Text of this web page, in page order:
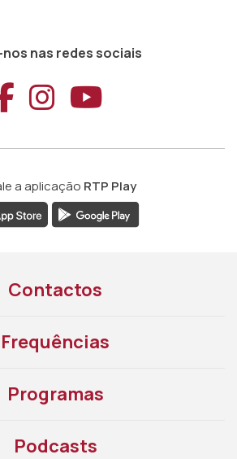
nas redes sociais
Aceder ao
Aceder ao
Aceder
a aplicação RTP Play
Contactos
Frequências
Programas
Podcasts